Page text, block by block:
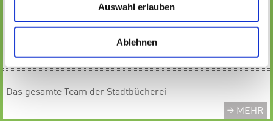
Auswahl erlauben
Ablehnen
Samstag:
TEAM
Das gesamte Team der Stadtbücherei
MEHR